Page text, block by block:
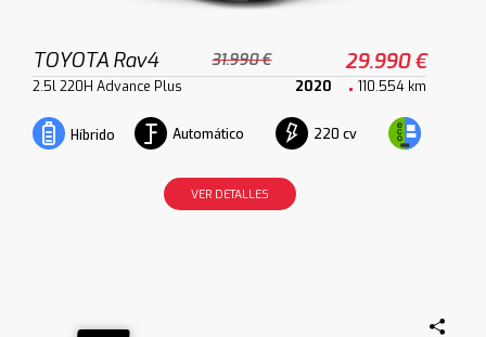
TOYOTA Rav4 31.990 € 29.990 €
2.5l 220H Advance Plus 2020 110.554 km
Híbrido Automático 220 cv
VER DETALLES